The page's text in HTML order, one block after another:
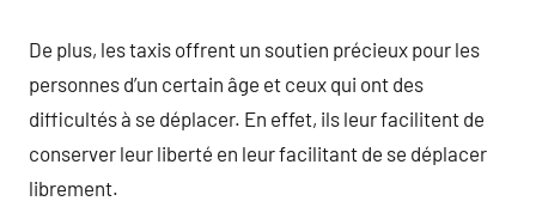
De plus, les taxis offrent un soutien précieux pour les
personnes d’un certain âge et ceux qui ont des
difficultés à se déplacer. En effet, ils leur facilitent de
conserver leur liberté en leur facilitant de se déplacer
librement.